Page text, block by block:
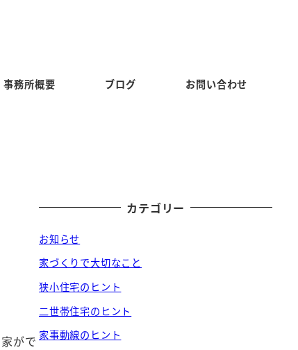
事務所概要 ブログ お問い合わせ
がで
カテゴリー
お知らせ
家づくりで大切なこと
狭小住宅のヒント
二世帯住宅のヒント
家事動線のヒント